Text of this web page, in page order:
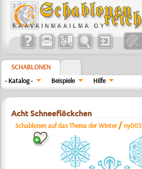
SCHABLONEN
- Katalog -
Beispiele Hilfe
Acht Schneeflöckchen
Schablonen auf das Thema der Winter / ny003